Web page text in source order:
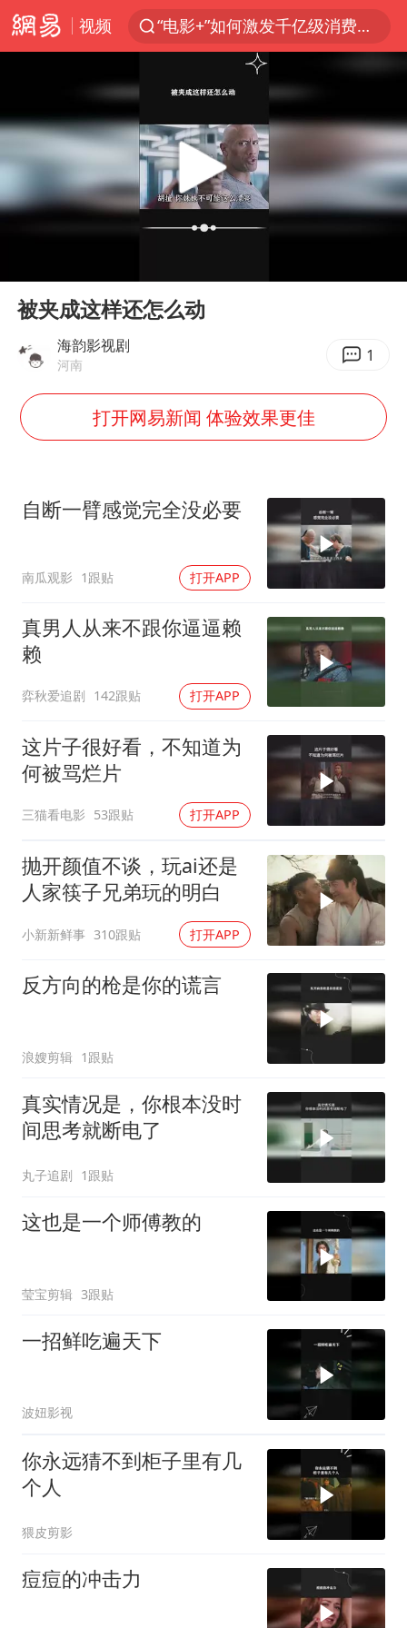
视频
“电影+”如何激发千亿级消费新活力？
老中医：立秋后养心是关键
沙特土耳其巴基斯坦签署共同防务协议
中医教你一招提升气血
四川宜宾市高县4.9级地震致1人死亡
胡彦斌韩磊 谁帮谁
欧阳娜娜窦靖童好搭
中国女篮70-67险胜尼日利亚女篮
U17国足点球大战淘汰河床晋级决赛
“今天得有40℃了吧 为啥还不预警”
“新疆阿勒泰八月能滑雪”不实
夯实基础开新局
Play
被夹成这样还怎么动
海韵影视剧
河南 1
打开网易新闻 体验效果更佳
自断一臂感觉完全没必要
南瓜观影 1跟贴 打开APP
真男人从来不跟你逼逼赖
赖
弈秋爱追剧 142跟贴 打开APP
这片子很好看，不知道为
何被骂烂片
三猫看电影 53跟贴 打开APP
抛开颜值不谈，玩ai还是
人家筷子兄弟玩的明白
小新新鲜事 310跟贴 打开APP
反方向的枪是你的谎言
浪嫂剪辑 1跟贴
真实情况是，你根本没时
间思考就断电了
丸子追剧 1跟贴
这也是一个师傅教的
莹宝剪辑 3跟贴
一招鲜吃遍天下
波妞影视
你永远猜不到柜子里有几
个人
猥皮剪影
痘痘的冲击力